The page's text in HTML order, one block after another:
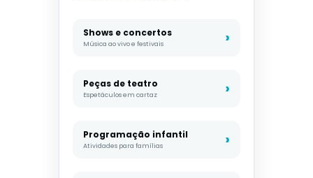
Shows e concertos
Música ao vivo e festivais
Peças de teatro
Espetáculos em cartaz
Programação infantil
Atividades para famílias